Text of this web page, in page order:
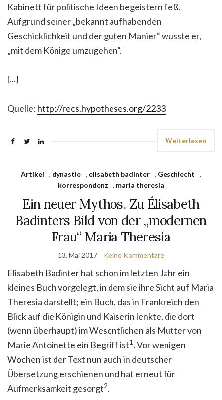
Kabinett für politische Ideen begeistern ließ.
Aufgrund seiner „bekannt aufhabenden
Geschicklichkeit und der guten Manier“ wusste er,
„mit dem Könige umzugehen“.
[...]
Quelle: http://recs.hypotheses.org/2233
Weiterlesen
Artikel , dynastie , elisabeth badinter , Geschlecht
,
korrespondenz
, maria theresia
Ein neuer Mythos. Zu Élisabeth
Badinters Bild von der „modernen
Frau“ Maria Theresia
13. Mai 2017 Keine Kommentare
Elisabeth Badinter hat schon im letzten Jahr ein
kleines Buch vorgelegt, in dem sie ihre Sicht auf Maria
Theresia darstellt; ein Buch, das in Frankreich den
Blick auf die Königin und Kaiserin lenkte, die dort
(wenn überhaupt) im Wesentlichen als Mutter von
Marie Antoinette ein Begriff ist1. Vor wenigen
Wochen ist der Text nun auch in deutscher
Übersetzung erschienen und hat erneut für
Aufmerksamkeit gesorgt2.